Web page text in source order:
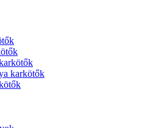
karkötők